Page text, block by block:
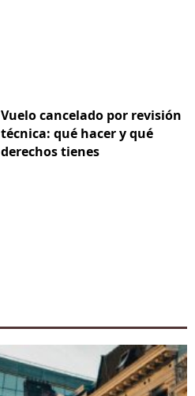
Vuelo cancelado por revisión
técnica: qué hacer y qué
derechos tienes